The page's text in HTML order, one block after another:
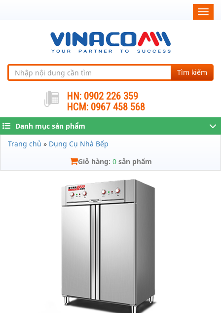
Tìm kiếm
HN: 0902 226 359
HCM: 0967 458 568
Danh mục sản phẩm
Trang chủ » Dụng Cụ Nhà Bếp
Giỏ hàng: 0sản phẩm